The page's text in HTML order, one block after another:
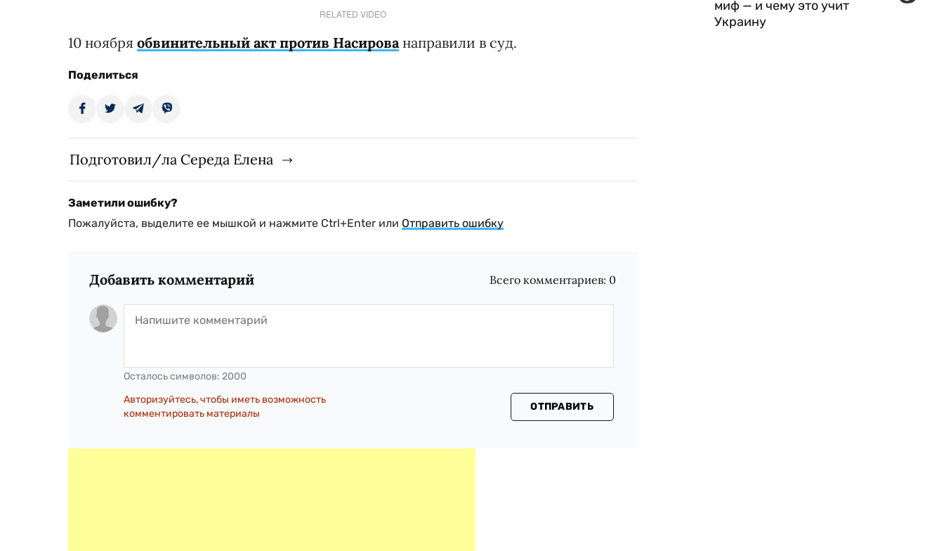
RELATED VIDEO
10 ноября обвинительный акт против Насирова направили в суд.
Поделиться
Подготовил/ла Середа Елена
Заметили ошибку?
Пожалуйста, выделите ее мышкой и нажмите Ctrl+Enter или Отправить ошибку
Добавить комментарий Всего комментариев: 0
Осталось символов: 2000
Авторизуйтесь, чтобы иметь возможность
комментировать материалы
ОТПРАВИТЬ
миф — и чему это учит
Украину